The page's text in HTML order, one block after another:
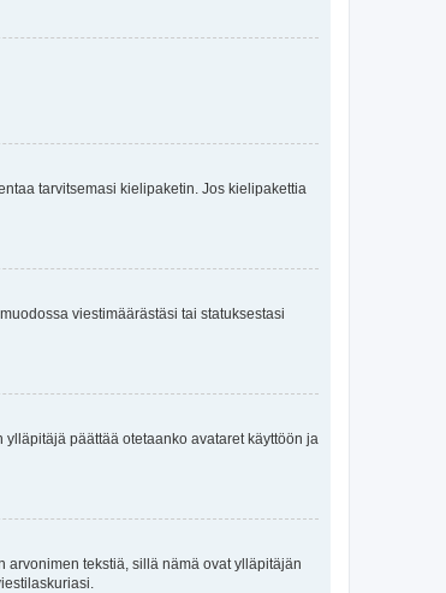
tarvitsemasi kielipaketin. Jos kielipakettia
viestimäärästäsi tai statuksestasi
päättää otetaanko avataret käyttöön ja
arvonimen tekstiä, sillä nämä ovat ylläpitäjän